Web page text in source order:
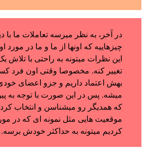
در آخر، به نظر میرسه تعاملات ما با
چیزهاییه که اونها از ما و ما در مورد
این نظرات میتونه به راحتی با تلاش
تغییر کنه. مخصوصا وقتی اون فرد
بهش اعتماد داریم و جزو اعضای
میشه. پس در این صورت با توجه به
که همدیگر رو میشناسن و انتخاب
موقعیت هایی مثل نمونه ای که در
کردیم میتونه به حداکثر خودش برسه.